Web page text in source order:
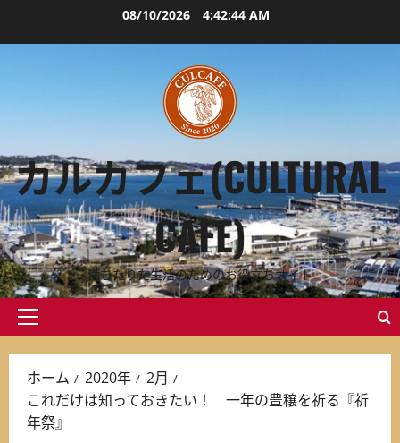
08/10/2026 4:42:45 AM
カルカフェ(CULTURAL
CAFE)
満ちたりた生活のためのお役立ちサイト
メ
ン
メ
ニ
ュ
ホーム 2020年
2月
これだけは知っておきたい！ 一年の豊穣を祈る『祈
年祭』